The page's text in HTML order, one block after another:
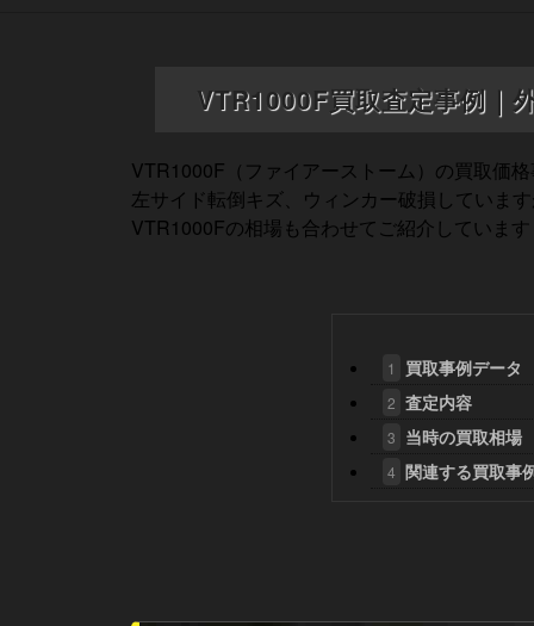
VTR1000F買取査定事例｜
VTR1000F（ファイアーストーム）の買取価
左サイド転倒キズ、ウィンカー破損していま
VTR1000Fの相場も合わせてご紹介しています
1 買取事例データ
2 査定内容
3 当時の買取相場
4 関連する買取事